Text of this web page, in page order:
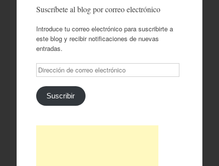
Suscríbete al blog por correo electrónico
Introduce tu correo electrónico para suscribirte a
este blog y recibir notificaciones de nuevas
entradas.
Dirección
de
correo
electrónico
Suscribir